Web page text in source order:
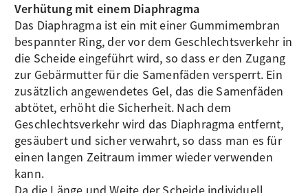
Verhütung mit einem Diaphragma
Das Diaphragma ist ein mit einer Gummimembran
bespannter Ring, der vor dem Geschlechtsverkehr in
die Scheide eingeführt wird, so dass er den Zugang
zur Gebärmutter für die Samenfäden versperrt. Ein
zusätzlich angewendetes Gel, das die Samenfäden
abtötet, erhöht die Sicherheit. Nach dem
Geschlechtsverkehr wird das Diaphragma entfernt,
gesäubert und sicher verwahrt, so dass man es für
einen langen Zeitraum immer wieder verwenden
kann.